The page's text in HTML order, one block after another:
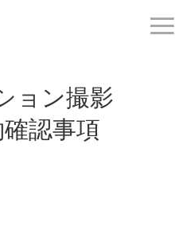
ョン撮影
認事項